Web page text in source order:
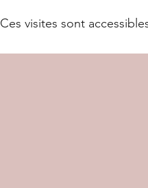
Ces visites sont